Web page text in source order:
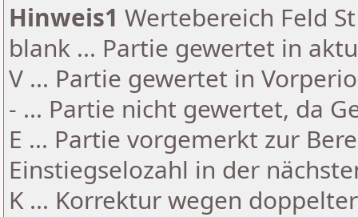
Hinweis1 Wertebereich Feld
blank ... Partie gewertet in
V ... Partie gewertet in
- ... Partie nicht gewertet, da
E ... Partie vorgemerkt zur
Einstiegselozahl in der
K ... Korrektur wegen